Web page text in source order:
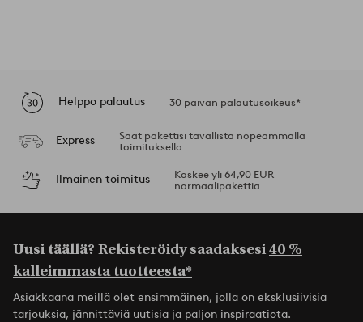
Helppo palautus 30 päivän palautusoikeus*
Express
Saat pakettisi tavallista nopeammalla
toimituksella
Ilmainen toimitus
Koskee yli 64,90 EUR
normaalipakettia
Uusi täällä? Rekisteröidy saadaksesi40 %
kalleimmasta tuotteesta*
Asiakkaana meillä olet ensimmäinen, jolla on eksklusiivisia
tarjouksia, jännittäviä uutisia ja paljon inspiraatiota.